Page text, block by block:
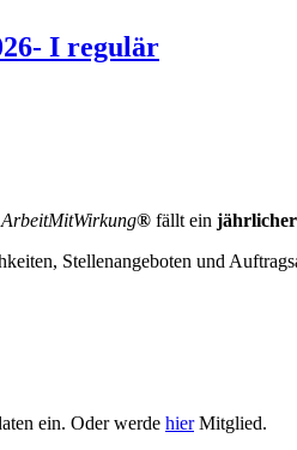
I regulär
ArbeitMitWirkung® fällt ein
Stellenangeboten und
ein. Oder werde hierMitglied.